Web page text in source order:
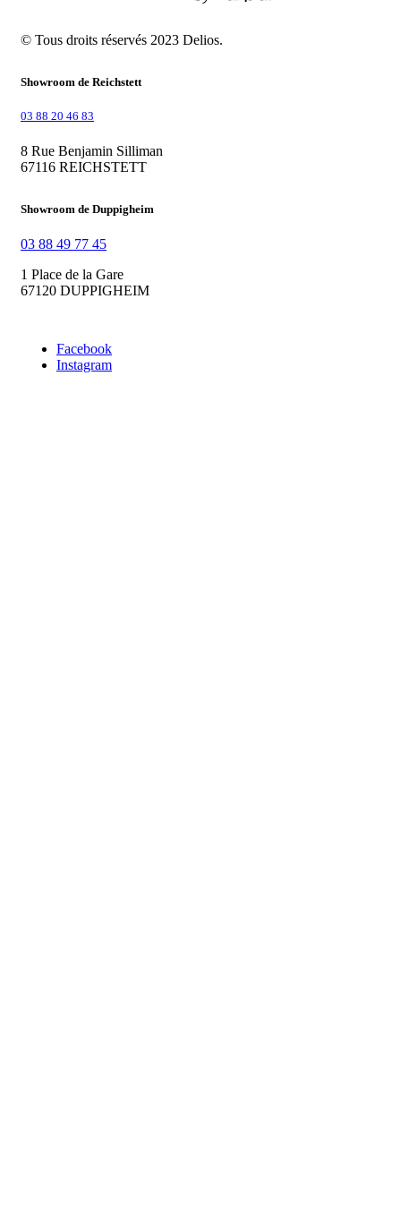
© Tous droits réservés 2023 Delios.
Showroom de Reichstett
03 88 20 46 83
8 Rue Benjamin Silliman
67116 REICHSTETT
Showroom de Duppigheim
03 88 49 77 45
1 Place de la Gare
67120 DUPPIGHEIM
Facebook
Instagram